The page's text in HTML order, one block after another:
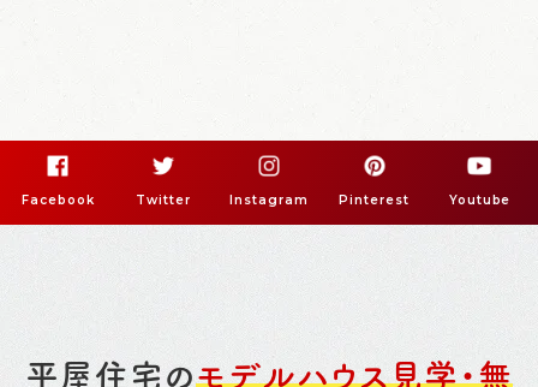
Facebook Twitter Instagram Pinterest Youtube
平屋住宅のモデルハウス見学・無